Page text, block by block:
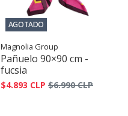
AGOTADO
Magnolia Group
Pañuelo 90×90 cm -
fucsia
$4.893 CLP $6.990 CLP